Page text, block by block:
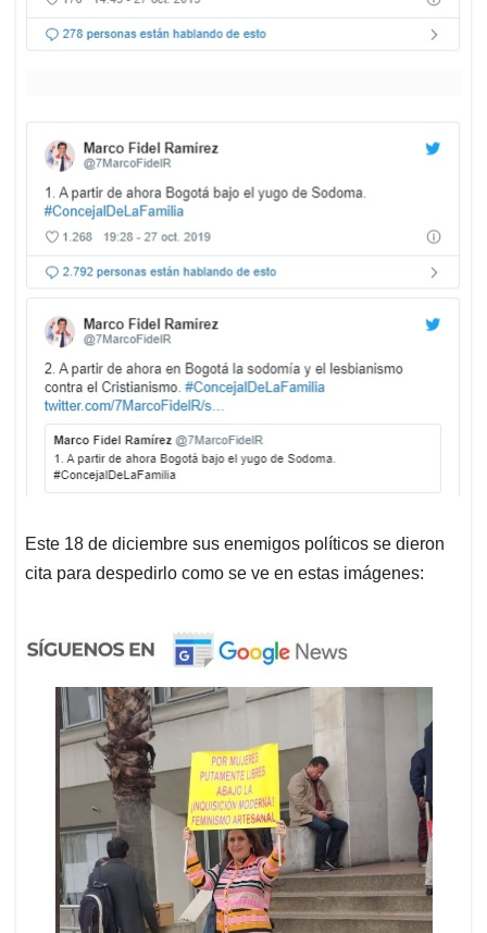
Este 18 de diciembre sus enemigos políticos se dieron
cita para despedirlo como se ve en estas imágenes: